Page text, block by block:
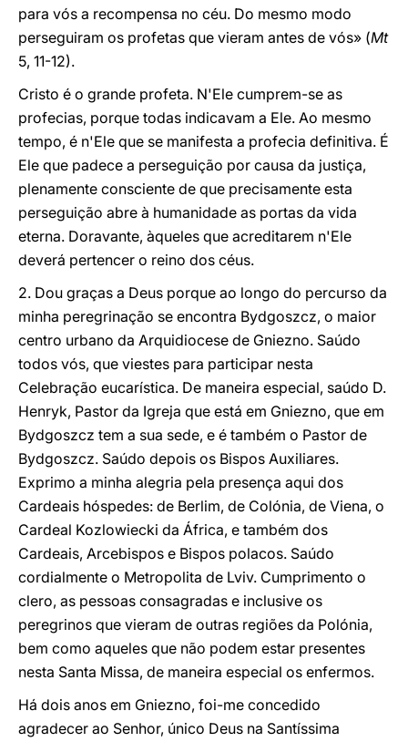
para vós a recompensa no céu. Do mesmo modo
perseguiram os profetas que vieram antes de vós» (Mt
5, 11-12).
Cristo é o grande profeta. N'Ele cumprem-se as
profecias, porque todas indicavam a Ele. Ao mesmo
tempo, é n'Ele que se manifesta a profecia definitiva. É
Ele que padece a perseguição por causa da justiça,
plenamente consciente de que precisamente esta
perseguição abre à humanidade as portas da vida
eterna. Doravante, àqueles que acreditarem n'Ele
deverá pertencer o reino dos céus.
2. Dou graças a Deus porque ao longo do percurso da
minha peregrinação se encontra Bydgoszcz, o maior
centro urbano da Arquidiocese de Gniezno. Saúdo
todos vós, que viestes para participar nesta
Celebração eucarística. De maneira especial, saúdo D.
Henryk, Pastor da Igreja que está em Gniezno, que em
Bydgoszcz tem a sua sede, e é também o Pastor de
Bydgoszcz. Saúdo depois os Bispos Auxiliares.
Exprimo a minha alegria pela presença aqui dos
Cardeais hóspedes: de Berlim, de Colónia, de Viena, o
Cardeal Kozlowiecki da África, e também dos
Cardeais, Arcebispos e Bispos polacos. Saúdo
cordialmente o Metropolita de Lviv. Cumprimento o
clero, as pessoas consagradas e inclusive os
peregrinos que vieram de outras regiões da Polónia,
bem como aqueles que não podem estar presentes
nesta Santa Missa, de maneira especial os enfermos.
Há dois anos em Gniezno, foi-me concedido
agradecer ao Senhor, único Deus na Santíssima